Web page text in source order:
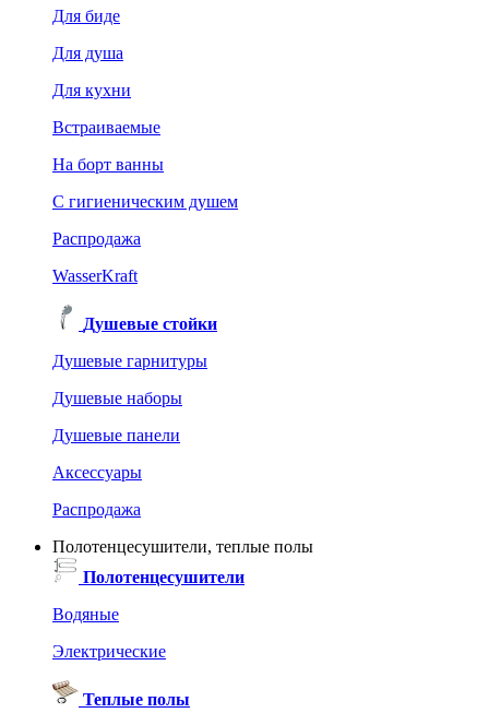
Для биде
Для душа
Для кухни
Встраиваемые
На борт ванны
C гигиеническим душем
Распродажа
WasserKraft
Душевые стойки
Душевые гарнитуры
Душевые наборы
Душевые панели
Аксессуары
Распродажа
Полотенцесушители, теплые полы
Полотенцесушители
Водяные
Электрические
Теплые полы